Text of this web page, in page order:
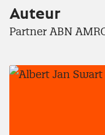
Auteur
Partner ABN